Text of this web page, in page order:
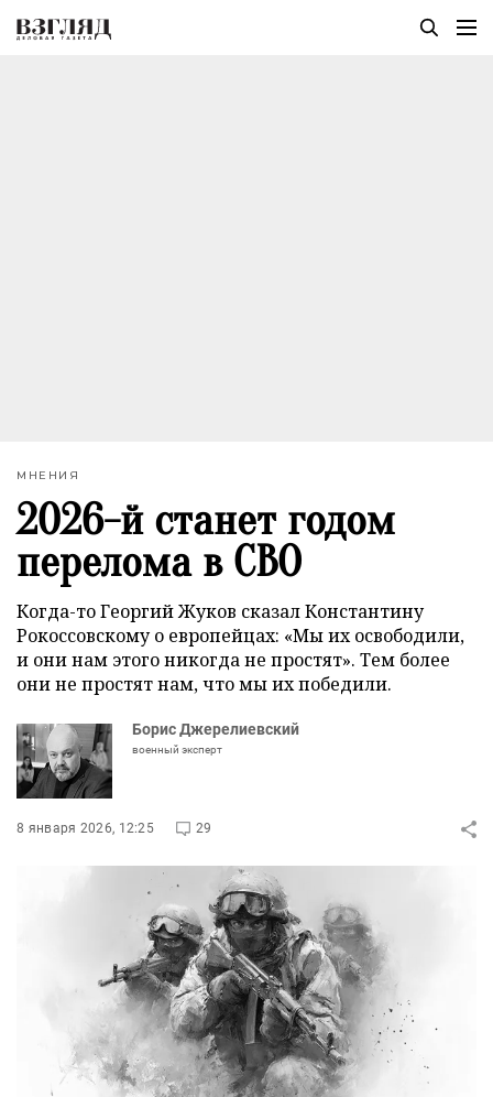
МНЕНИЯ
2026-й станет годом
перелома в СВО
Когда-то Георгий Жуков сказал Константину
Рокоссовскому о европейцах: «Мы их освободили,
и они нам этого никогда не простят». Тем более
они не простят нам, что мы их победили.
Борис Джерелиевский
военный эксперт
8 января 2026, 12:25 29